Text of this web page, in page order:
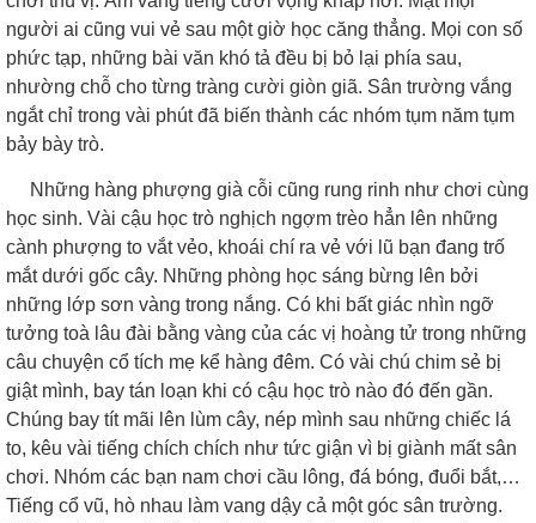
người ai cũng vui vẻ sau một giờ học căng thẳng. Mọi con số
phức tạp, những bài văn khó tả đều bị bỏ lại phía sau,
nhường chỗ cho từng tràng cười giòn giã. Sân trường vắng
ngắt chỉ trong vài phút đã biến thành các nhóm tụm năm tụm
bảy bày trò.
Những hàng phượng già cỗi cũng rung rinh như chơi cùng
học sinh. Vài cậu học trò nghịch ngợm trèo hẳn lên những
cành phượng to vắt vẻo, khoái chí ra vẻ với lũ bạn đang trố
mắt dưới gốc cây. Những phòng học sáng bừng lên bởi
những lớp sơn vàng trong nắng. Có khi bất giác nhìn ngỡ
tưởng toà lâu đài bằng vàng của các vị hoàng tử trong những
câu chuyện cổ tích mẹ kể hàng đêm. Có vài chú chim sẻ bị
giật mình, bay tán loạn khi có cậu học trò nào đó đến gần.
Chúng bay tít mãi lên lùm cây, nép mình sau những chiếc lá
to, kêu vài tiếng chích chích như tức giận vì bị giành mất sân
chơi. Nhóm các bạn nam chơi cầu lông, đá bóng, đuổi bắt,…
Tiếng cổ vũ, hò nhau làm vang dậy cả một góc sân trường.